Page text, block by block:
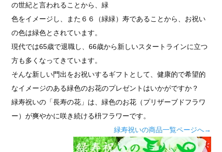
の世紀と言われることから、緑
色をイメージし、また６６（緑緑）寿であることから、お祝い
の色は緑色とされています。
現代では65歳で退職し、66歳から新しいスタートラインに立つ
方も多くなってきています。
そんな新しい門出をお祝いするギフトとして、健康的で希望的
なイメージのある緑色のお花のプレゼントはいかがですか？
緑寿祝いの「長寿の花」は、緑色のお花（プリザーブドフラワ
ー）が爽やかに咲き続ける枡フラワーです。
緑寿祝いの商品一覧ページへ→